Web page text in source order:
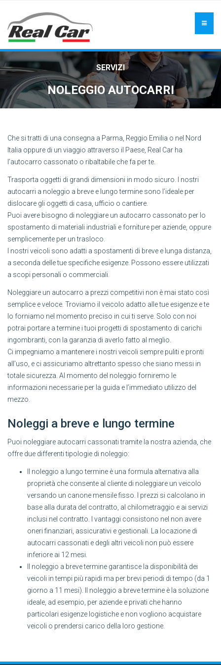
SERVIZI
NOLEGGIO AUTOCARRI
Che si tratti di una consegna a Parma, Reggio Emilia o nel Nord
Italia oppure di un viaggio attraverso il Paese, Real Car ha
l’autocarro cassonato o ribaltabile che fa per te.
Trasporta oggetti di grandi dimensioni in modo sicuro. I nostri
autocarri a noleggio a breve e lungo termine sono l’ideale per
dislocare gli oggetti di casa, ufficio o cantiere.
Puoi avere bisogno di noleggiare un autocarro cassonato per lo
spostamento di materiali industriali e forniture per aziende, oppure
semplicemente per un trasloco.
I nostri veicoli sono adatti a spostamenti di breve e lunga distanza,
a seconda delle tue specifiche esigenze. Possono essere utilizzati
a scopi personali o commerciali.
Noleggiare un autocarro a prezzi competitivi non è mai stato così
semplice e veloce. Troviamo il veicolo adatto alle tue esigenze e te
lo forniamo nel momento preciso in cui ti serve. Solo con noi
potrai portare a termine i tuoi progetti di spostamento di carichi
ingombranti, con la garanzia di averlo fatto al meglio.
Ci impegniamo a mantenere i nostri veicoli sempre puliti e pronti
all’uso, e ci assicuriamo altrettanto spesso che siano messi in
totale sicurezza. Al momento del noleggio forniremo le
informazioni necessarie per la guida e l’immediato utilizzo del
mezzo.
Noleggi a breve e lungo termine
Puoi noleggiare autocarri cassonati tramite la nostra azienda, che
offre due differenti tipologie di noleggio:
Il noleggio a lungo termine è una formula alternativa alla
proprietà che consente al cliente di noleggiare un veicolo
versando un canone mensile fisso. I prezzi si calcolano in
base alla durata del contratto, al chilometraggio e ai servizi
inclusi nel contratto. I vantaggi consistono nel non avere
oneri finanziari, assicurativi e gestionali. La locazione di
autocarri cassonati e degli altri veicoli non può essere
inferiore ai 12 mesi.
Il noleggio a breve termine garantisce la disponibilità dei
veicoli in tempi più rapidi ma per brevi periodi di tempo (da 1
giorno a 11 mesi). Il noleggio a breve termine è la soluzione
ideale, ad esempio, per aziende e privati che hanno
particolari esigenze logistiche e non vogliono acquistare
veicoli o prendersi carico della loro gestione.